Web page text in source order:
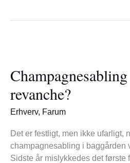
revanche?
Erhverv, Farum
Det er festligt, men ikke ufarligt,
champagnesabling i baggården
Sidste år mislykkedes det første
Tager
bjarne
revanche?